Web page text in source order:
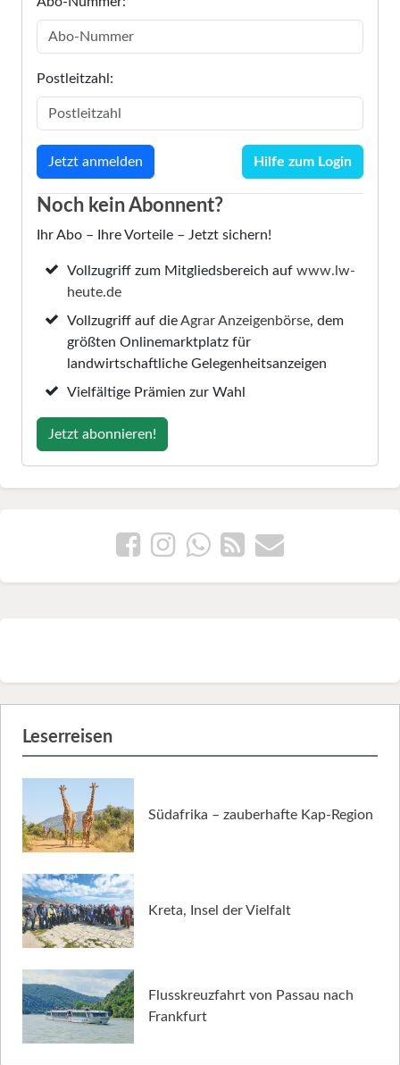
Postleitzahl:
Hilfe zum Login
Noch kein Abonnent?
Ihr Abo – Ihre Vorteile – Jetzt sichern!
Vollzugriff zum Mitgliedsbereich aufwww.lw-
heute.de
Vollzugriff auf dieAgrar Anzeigenbörse, dem
größten Onlinemarktplatz für
landwirtschaftliche Gelegenheitsanzeigen
Vielfältige Prämien zur Wahl
Jetzt abonnieren!
Leserreisen
Südafrika – zauberhafte Kap-Region
Kreta, Insel der Vielfalt
Flusskreuzfahrt von Passau nach
Frankfurt